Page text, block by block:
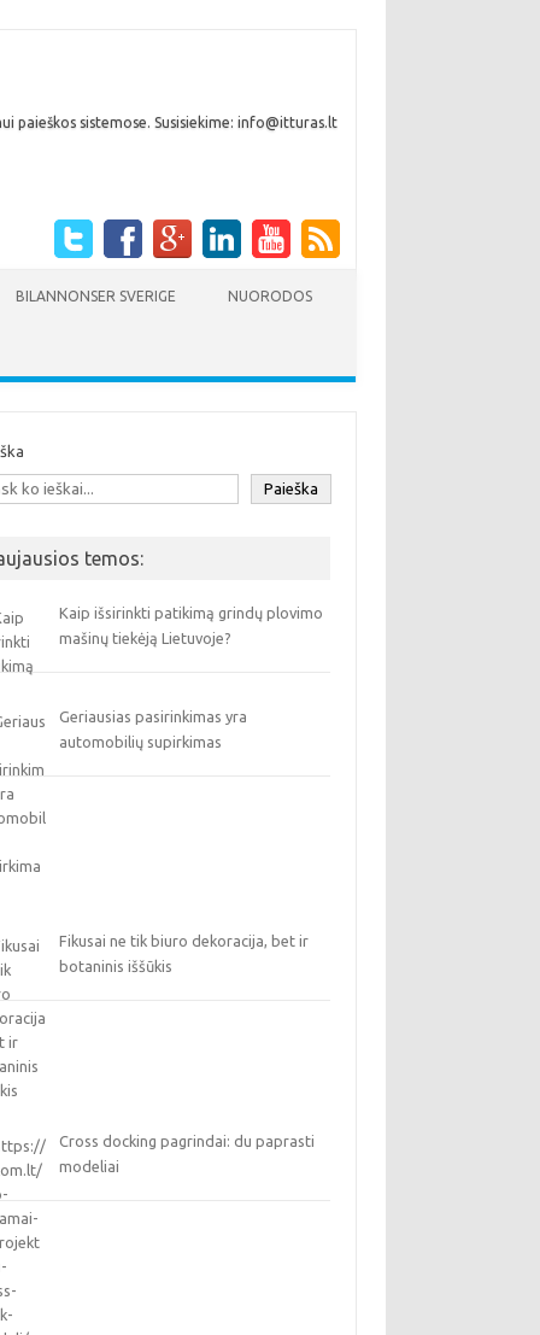
paieškos sistemose. Susisiekime: info@itturas.lt
BILANNONSER SVERIGE NUORODOS
Paieška
temos:
Kaip išsirinkti patikimą grindų plovimo
mašinų tiekėją Lietuvoje?
Geriausias pasirinkimas yra
automobilių supirkimas
Fikusai ne tik biuro dekoracija, bet ir
botaninis iššūkis
Cross docking pagrindai: du paprasti
modeliai